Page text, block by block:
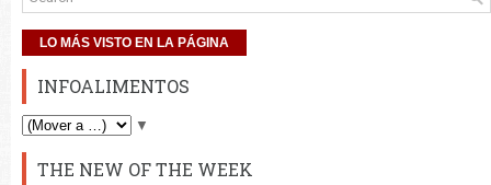
LO MÁS VISTO EN LA PÁGINA
INFOALIMENTOS
▼
THE NEW OF THE WEEK